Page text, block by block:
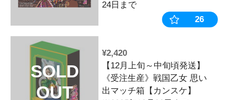
SOLD
OUT